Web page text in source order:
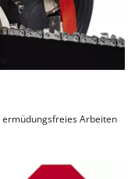
Arbeiten